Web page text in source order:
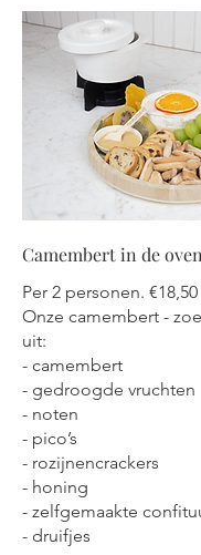
Camembert in de
Per 2 personen.
Onze camembert -
uit:
- camembert
- gedroogde vruchten
- noten
- pico’s
- rozijnencrackers
- honing
- zelfgemaakte
- druifjes